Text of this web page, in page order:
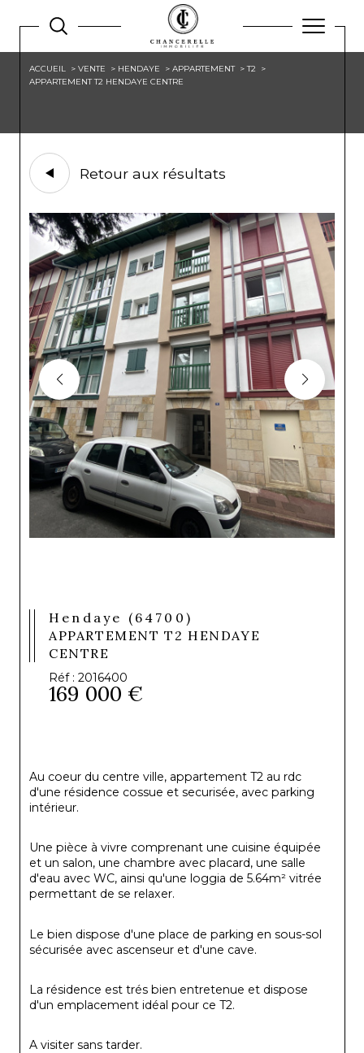
ACCUEIL VENTE HENDAYE APPARTEMENT
T2
APPARTEMENT T2 HENDAYE CENTRE
Retour aux résultats
Hendaye (64700)
APPARTEMENT T2 HENDAYE
CENTRE
Réf : 2016400
169 000 €
Au coeur du centre ville, appartement T2 au rdc
d'une résidence cossue et securisée, avec parking
intérieur.
Une pièce à vivre comprenant une cuisine équipée
et un salon, une chambre avec placard, une salle
d'eau avec WC, ainsi qu'une loggia de 5.64m² vitrée
permettant de se relaxer.
Le bien dispose d'une place de parking en sous-sol
sécurisée avec ascenseur et d'une cave.
La résidence est trés bien entretenue et dispose
d'un emplacement idéal pour ce T2.
A visiter sans tarder.